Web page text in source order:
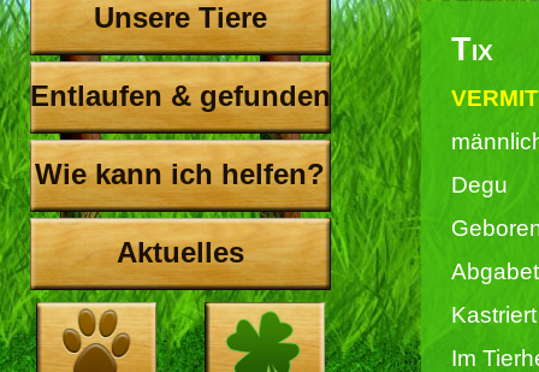
Unsere Tiere
Entlaufen & gefunden
Wie kann ich helfen?
Aktuelles
Tix
Degu
Im